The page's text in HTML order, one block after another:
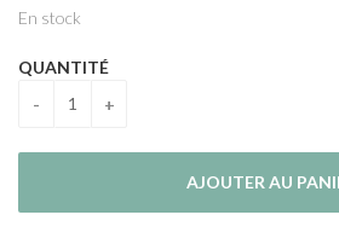
En stock
QUANTITÉ